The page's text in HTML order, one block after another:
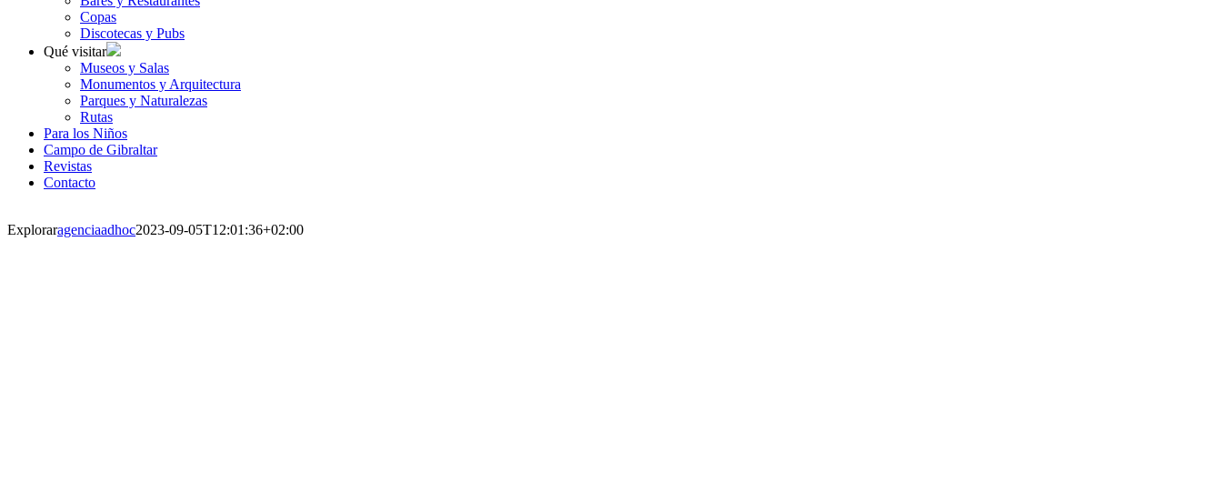
Copas
Discotecas y Pubs
Qué visitar
Museos y Salas
Monumentos y Arquitectura
Parques y Naturalezas
Rutas
Para los Niños
Campo de Gibraltar
Revistas
Contacto
Exploraragenciaadhoc2023-09-05T12:01:36+02:00